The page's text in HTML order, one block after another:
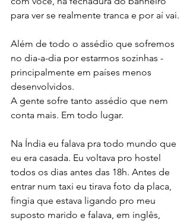
para ver se realmente tranca e por aí vai.
Além de todo o assédio que sofremos
no dia-a-dia por estarmos sozinhas -
principalmente em países menos
desenvolvidos.
A gente sofre tanto assédio que nem
conta mais. Em todo lugar.
Na Índia eu falava pra todo mundo que
eu era casada. Eu voltava pro hostel
todos os dias antes das 18h. Antes de
entrar num taxi eu tirava foto da placa,
fingia que estava ligando pro meu
suposto marido e falava, em inglês,